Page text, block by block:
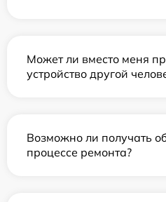
Может ли вместо меня
устройство другой
Возможно ли получать
процессе ремонта?